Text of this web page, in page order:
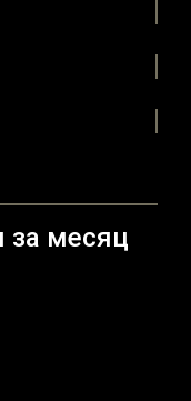
за месяц